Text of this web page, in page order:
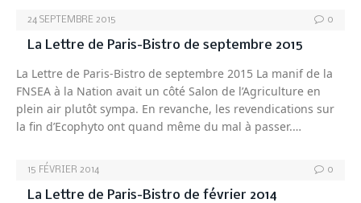
24 SEPTEMBRE 2015 0
La Lettre de Paris-Bistro de septembre 2015
La Lettre de Paris-Bistro de septembre 2015 La manif de la
FNSEA à la Nation avait un côté Salon de l’Agriculture en
plein air plutôt sympa. En revanche, les revendications sur
la fin d’Ecophyto ont quand même du mal à passer.…
15 FÉVRIER 2014 0
La Lettre de Paris-Bistro de février 2014